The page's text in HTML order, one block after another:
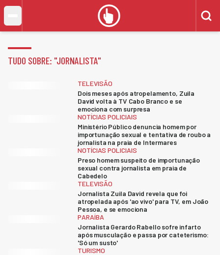
TUDO SOBRE: "JORNALISTA"
TELEVISÃO
Dois meses após atropelamento, Zuila
David volta à TV Cabo Branco e se
emociona com surpresa
NOTÍCIAS POLICIAIS
Ministério Público denuncia homem por
importunação sexual e tentativa de roubo a
jornalista na praia de Intermares
NOTÍCIAS POLICIAIS
Preso homem suspeito de importunação
sexual contra jornalista em praia de
Cabedelo
TELEVISÃO
Jornalista Zuila David revela que foi
atropelada após 'ao vivo' para TV, em João
Pessoa, e se emociona
PARAÍBA
Jornalista Gerardo Rabello sofre infarto
após musculação e passa por cateterismo:
'Só um susto'
TURISMO